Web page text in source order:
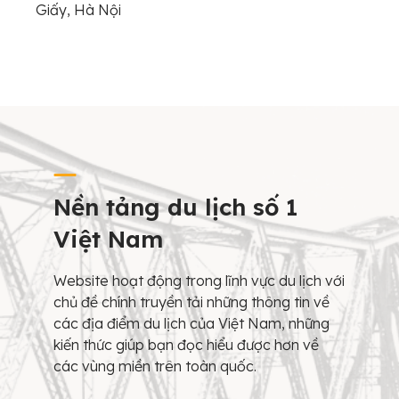
Giấy, Hà Nội
Nền tảng du lịch số 1
Việt Nam
Website hoạt động trong lĩnh vực du lịch với
chủ đề chính truyền tải những thông tin về
các địa điểm du lịch của Việt Nam, những
kiến thức giúp bạn đọc hiểu được hơn về
các vùng miền trên toàn quốc.